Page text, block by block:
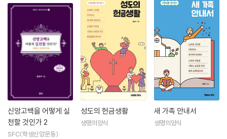
신앙고백을 어떻게 실
천할 것인가 2
SFC(학생신앙운동)
성도의 헌금생활
생명의양식
새 가족 안내서
생명의양식